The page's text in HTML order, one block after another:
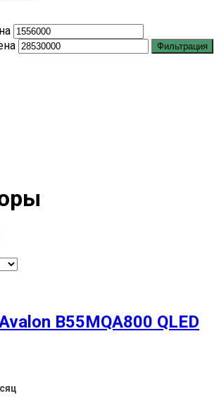
Фильтрация
B55MQA800 QLED